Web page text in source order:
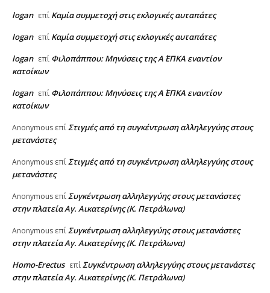
logan επί Καμία συμμετοχή στις εκλογικές αυταπάτες
logan επί Καμία συμμετοχή στις εκλογικές αυταπάτες
logan επί Φιλοπάππου: Μηνύσεις της Α΄ ΕΠΚΑ εναντίον
κατοίκων
logan επί Φιλοπάππου: Μηνύσεις της Α΄ ΕΠΚΑ εναντίον
κατοίκων
Anonymous επίΣτιγμές από τη συγκέντρωση αλληλεγγύης στους
μετανάστες
Anonymous επίΣτιγμές από τη συγκέντρωση αλληλεγγύης στους
μετανάστες
Anonymous επίΣυγκέντρωση αλληλεγγύης στους μετανάστες
στην πλατεία Αγ. Αικατερίνης (Κ. Πετράλωνα)
Anonymous επίΣυγκέντρωση αλληλεγγύης στους μετανάστες
στην πλατεία Αγ. Αικατερίνης (Κ. Πετράλωνα)
Homo-Erectus επίΣυγκέντρωση αλληλεγγύης στους μετανάστες
στην πλατεία Αγ. Αικατερίνης (Κ. Πετράλωνα)